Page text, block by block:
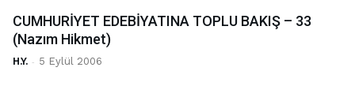
CUMHURİYET EDEBİYATINA TOPLU BAKIŞ – 33
(Nazım Hikmet)
H.Y. - 5 Eylül 2006